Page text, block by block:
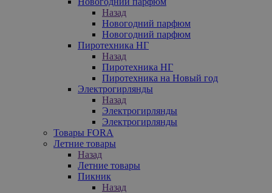
Назад
Новогодний парфюм
Новогодний парфюм
Пиротехника НГ
Назад
Пиротехника НГ
Пиротехника на Новый год
Электрогирлянды
Назад
Электрогирлянды
Электрогирлянды
Товары FORA
Летние товары
Назад
Летние товары
Пикник
Назад